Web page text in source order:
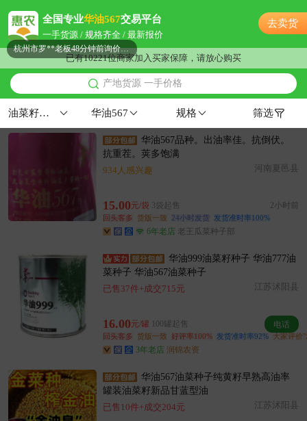
全国专业华油567交易平台
一手货源 / 规格齐全 / 最新报价
去卖货
已有10221位商家加入买家保障，请放心购买
产地货源 一手价格
附近胡**老板50分钟前获取了报价
杭州市姚**老板13小时前询价供应商
附近卢**老板24分钟前成功采购
附近葛**老板30分钟前询价供应商
附近谢**老板14分钟前看了商品
附近康**老板57分钟前成功采购
杭州市葛**老板6分钟前询价供应商
杭州市李**老板42分钟前获取了报价
杭州市王**老板20小时前看了商品
附近邓**老板18分钟前获取了报价
附近蒋**老板1分钟前看了商品
杭州市洪**老板55分钟前获取了报价
附近陈**老板18小时前成功采购
杭州市周**老板47分钟前成功采购
附近柳**老板12小时前询价供应商
附近汪**老板14小时前询价供应商
附近欧阳**老板52分钟前成功采购
杭州市严**老板23分钟前看了商品
油菜籽种子 华油567 规格 筛选
华油567品种。出油率佳。抗倒伏。
抗重茬。荚多饱满
934人感兴趣
河南夏邑县
15.00元/袋 3袋起售 2小时前
回头客多 货版一致 24小时发货 发货准时率100%
6年老店 老王瓜菜种子部
华油999油菜籽种子 华油777油
菜种子 华油567油菜种子
已售37件+成交715元
江苏沭阳县
16.00元/罐 100罐起售 电话
回头客多 货版一致 好评率100% 发货准时率92% 大家评价
3年老店 润锦农资
华油567油菜种子纯黄籽早熟高油率
罐装油菜籽新品甘蓝型油
已售10件+成交204元
江苏沭阳县